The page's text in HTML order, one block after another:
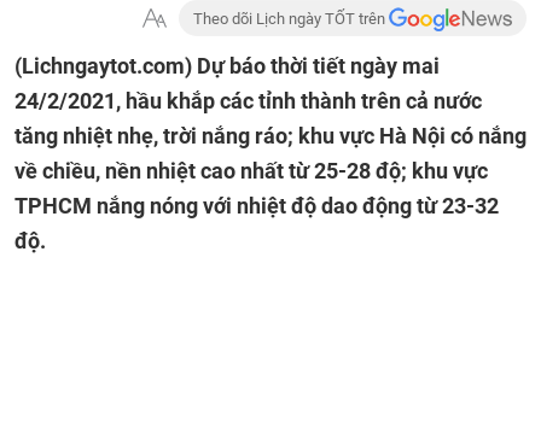
Theo dõi Lịch ngày TỐT trên
(Lichngaytot.com) Dự báo thời tiết ngày mai
24/2/2021, hầu khắp các tỉnh thành trên cả nước
tăng nhiệt nhẹ, trời nắng ráo; khu vực Hà Nội có nắng
về chiều, nền nhiệt cao nhất từ 25-28 độ; khu vực
TPHCM nắng nóng với nhiệt độ dao động từ 23-32
độ.